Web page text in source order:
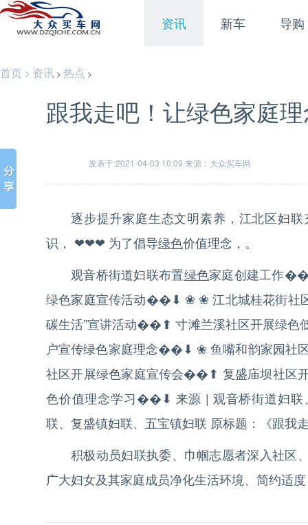
资讯 新车 导购
首页 > 资讯 > 热点 >
跟我走吧！让绿色家庭
发表于:2021-04-03 10:09 来源：大众买车网
逐步提升家庭生态文明素养，江北区妇
识， ❤❤❤ 为了倡导绿色价值理念，。
观音桥街道妇联布置绿色家庭创建工作
绿色家庭宣传活动��⬇ ❀ ❀ 江北城桂花街社
碳生活”宣讲活动��⬆ 寸滩兰溪社区开展绿
户宣传绿色家庭理念��⬇ ❀ 鱼嘴和韵家园社
社区开展绿色家庭宣传会��⬆ 复盛庙坝社区
色价值理念学习��⬇ 来源 | 观音桥街道妇联
联、复盛镇妇联、五宝镇妇联 原标题：《跟我
积极动员妇联执委、巾帼志愿者深入社区
广大妇女及其家庭成员净化生活环境、简约适